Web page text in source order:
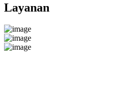
Layanan